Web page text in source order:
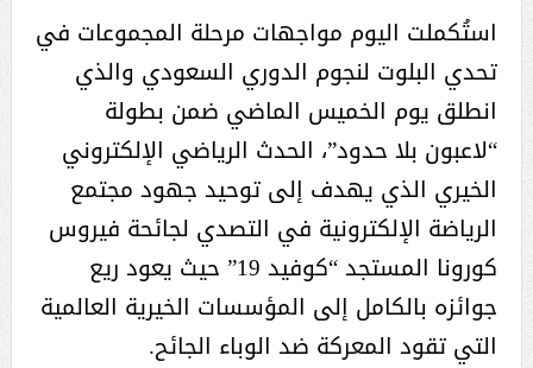
استُكملت اليوم مواجهات مرحلة المجموعات في
تحدي البلوت لنجوم الدوري السعودي والذي
انطلق يوم الخميس الماضي ضمن بطولة
“لاعبون بلا حدود”، الحدث الرياضي الإلكتروني
الخيري الذي يهدف إلى توحيد جهود مجتمع
الرياضة الإلكترونية في التصدي لجائحة فيروس
كورونا المستجد “كوفيد 19” حيث يعود ريع
جوائزه بالكامل إلى المؤسسات الخيرية العالمية
التي تقود المعركة ضد الوباء الجائح.